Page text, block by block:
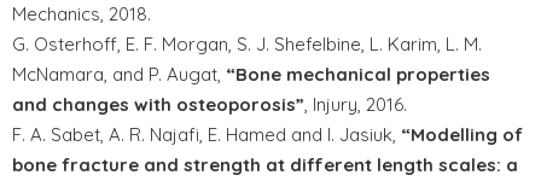
Mechanics, 2018.
G. Osterhoff, E. F. Morgan, S. J. Shefelbine, L. Karim, L. M.
McNamara, and P. Augat, “Bone mechanical properties
and changes with osteoporosis” , Injury, 2016.
F. A. Sabet, A. R. Najafi, E. Hamed and I. Jasiuk, “Modelling of
bone fracture and strength at different length scales: a